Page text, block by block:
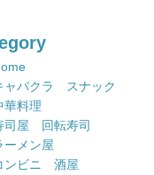
ャバクラ スナック
華料理
司屋 回転寿司
ーメン屋
ンビニ 酒屋